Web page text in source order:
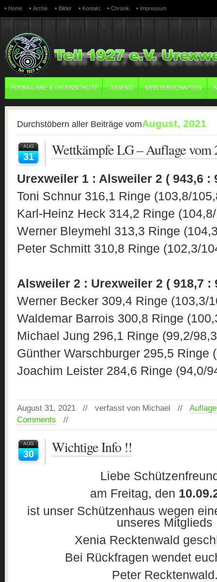
Home Archiv Bilder Kontakt Chronik Impressum
FORMULARE & DATENSCHUTZ JUGEND MEISTERSCHAFTEN
Durchstöbern aller Beiträge vomAugust, 2021
AUG
31 Wettkämpfe LG – Auflage vom
Urexweiler 1 : Alsweiler 2 ( 943,6 :
Toni Schnur 316,1 Ringe (103,8/
Karl-Heinz Heck 314,2 Ringe
Werner Bleymehl 313,3 Ringe
Peter Schmitt 310,8 Ringe (102,3/
Alsweiler 2 : Urexweiler 2 ( 918,7 :
Werner Becker 309,4 Ringe (103,3/
Waldemar Barrois 300,8 Ringe
Michael Jung 296,1 Ringe (99,2/
Günther Warschburger 295,5 Ringe
Joachim Leister 284,6 Ringe (94,0/
August 31, 2021 // verfasst von Michael //
Comments //
AUG
30 Wichtige Info !!
Liebe
am Freitag, den
ist unser Schützenhaus wegen
unseres Mitglieds
Xenia Recktenwald
Bei Rückfragen wendet
Peter